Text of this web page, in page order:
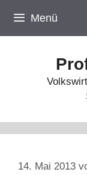
Inhalt
springen
Menü
14. Mai 2013